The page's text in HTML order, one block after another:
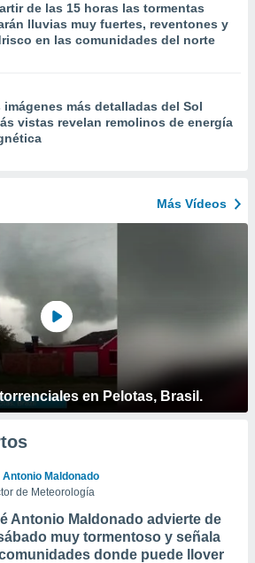
de las 15 horas las tormentas
lluvias muy fuertes, reventones y
en las comunidades del norte
imágenes más detalladas del Sol
vistas revelan remolinos de energía
Más Vídeos
en Pelotas, Brasil.
Maldonado
de Meteorología
Antonio Maldonado advierte de
muy tormentoso y señala
donde puede llover